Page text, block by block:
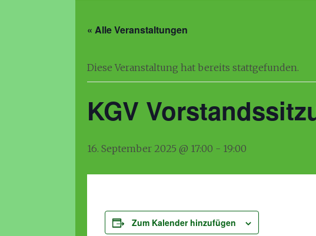
« Alle Veranstaltungen
Diese Veranstaltung hat bereits stattgefunden.
KGV
16. September 2025 @ 17:00 - 19:00
Zum Kalender hinzufügen